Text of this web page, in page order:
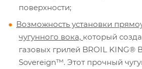
поверхности;
Возможность установки
чугунного вока, который
газовых грилей BROIL KING®
Sovereign™. Этот прочный